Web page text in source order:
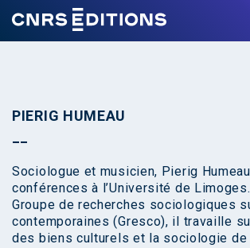
PIERIG HUMEAU
Sociologue et musicien, Pierig
conférences à l’Université de
Groupe de recherches sociologiques
contemporaines (Gresco), il travaille
des biens culturels et la sociologie de